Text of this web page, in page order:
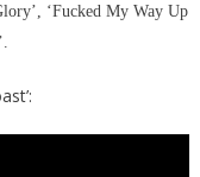
‘Fucked My Way Up